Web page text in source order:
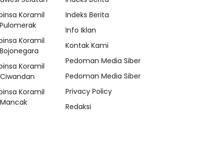
Koramil
Koramil
Koramil
Koramil
Indeks Berita
Info Iklan
Kontak Kami
Pedoman Media Siber
Pedoman Media Siber
Privacy Policy
Redaksi